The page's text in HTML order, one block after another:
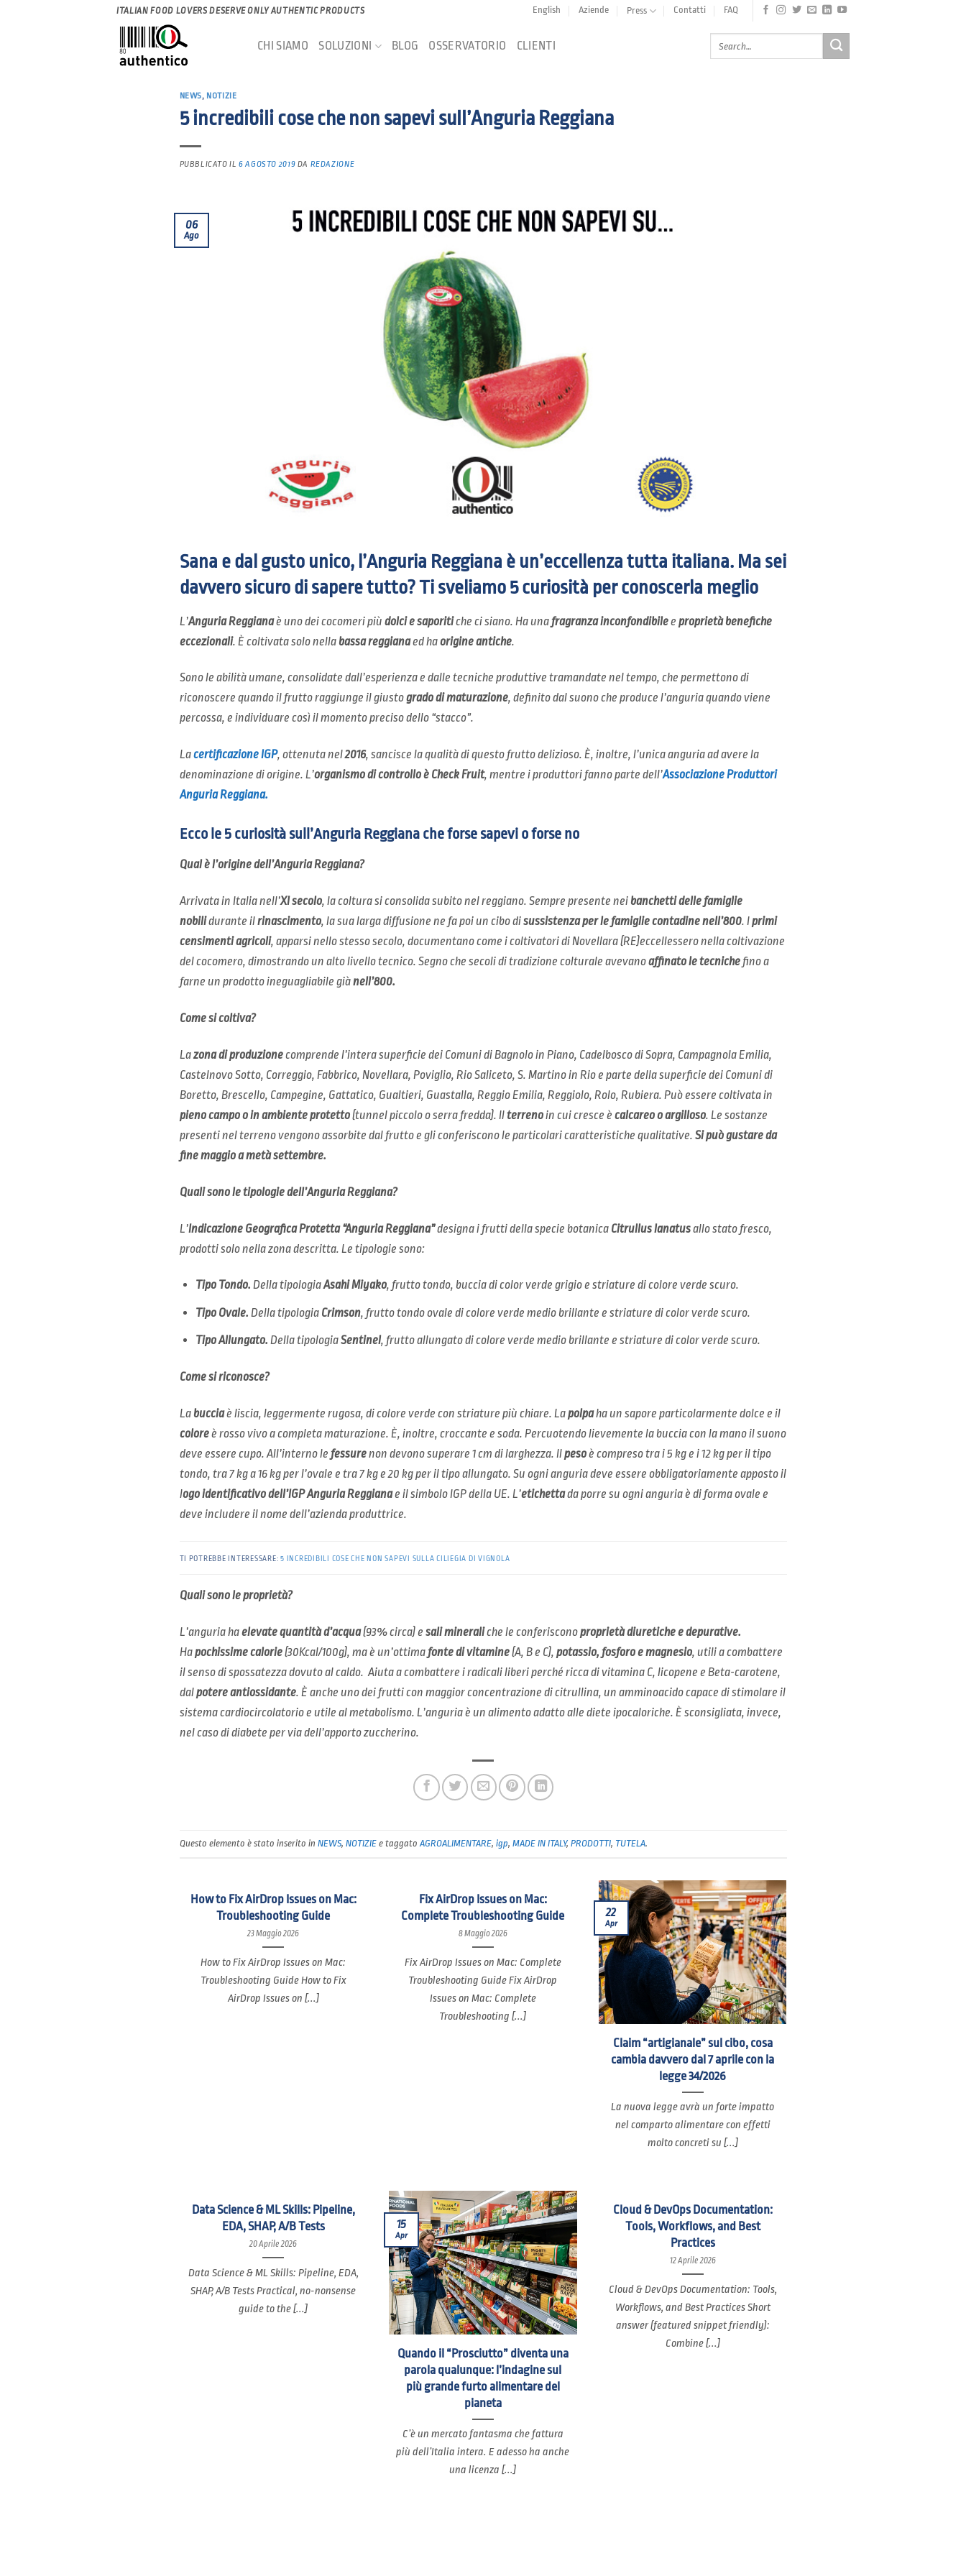
ITALIAN FOOD LOVERS DESERVE ONLY AUTHENTIC PRODUCTS English Aziende Press Contatti FAQ
CHI SIAMO SOLUZIONI BLOG OSSERVATORIO CLIENTI
NEWS, NOTIZIE
5 incredibili cose che non sapevi sull’Anguria Reggiana
PUBBLICATO IL6 AGOSTO 2019 DA REDAZIONE
06
Ago
Sana e dal gusto unico, l’Anguria Reggiana è un’eccellenza tutta italiana. Ma sei
davvero sicuro di sapere tutto? Ti sveliamo 5 curiosità per conoscerla meglio
L’Anguria Reggianaè uno dei cocomeri più dolci e saporitiche ci siano. Ha unafragranza inconfondibilee proprietà benefiche
eccezionali. È coltivata solo nellabassa reggianaed haorigine antiche.
Sono le abilità umane, consolidate dall’esperienza e dalle tecniche produttive tramandate nel tempo, che permettono di
riconoscere quando il frutto raggiunge il giustogrado di maturazione, definito dal suono che produce l’anguria quando viene
percossa, e individuare così il momento preciso dello “stacco”.
Lacertificazione IGP, ottenuta nel2016, sancisce la qualità di questo frutto delizioso. È, inoltre, l’unica anguria ad avere la
denominazione di origine. L’organismo di controllo è Check Fruit, mentre i produttori fanno parte dell’Associazione Produttori
Anguria Reggiana.
Ecco le 5 curiosità sull’Anguria Reggiana che forse sapevi o forse no
Qual è l’origine dell’Anguria Reggiana?
Arrivata in Italia nell’XI secolo, la coltura si consolida subito nel reggiano. Sempre presente neibanchetti delle famiglie
nobilidurante ilrinascimento, la sua larga diffusione ne fa poi un cibo disussistenza per lefamiglie contadine nell’800. Iprimi
censimenti agricoli, apparsi nello stesso secolo, documentano come i coltivatori di Novellara (RE)eccellessero nella coltivazione
del cocomero, dimostrando un alto livello tecnico. Segno che secoli di tradizione colturale avevanoaffinato le tecniche fino a
farne un prodotto ineguagliabile giànell’800.
Come si coltiva?
Lazona di produzionecomprende l’intera superficie dei Comuni di Bagnolo in Piano, Cadelbosco di Sopra, Campagnola Emilia,
Castelnovo Sotto, Correggio, Fabbrico, Novellara, Poviglio, Rio Saliceto, S. Martino in Rio e parte della superficie dei Comuni di
Boretto, Brescello, Campegine, Gattatico, Gualtieri, Guastalla, Reggio Emilia, Reggiolo, Rolo, Rubiera. Può essere coltivata in
pieno campo o in ambiente protetto(tunnel piccolo o serra fredda). Ilterrenoin cui cresce è calcareo o argilloso. Le sostanze
presenti nel terreno vengono assorbite dal frutto e gli conferiscono le particolari caratteristiche qualitative. Si può gustare da
fine maggio a metà settembre.
Quali sono le tipologie dell’Anguria Reggiana?
L’Indicazione Geografica Protetta “Anguria Reggiana”designa i frutti della specie botanica Citrullus lanatusallo stato fresco,
prodotti solo nella zona descritta. Le tipologie sono:
Tipo Tondo. Della tipologiaAsahi Miyako, frutto tondo, buccia di color verde grigio e striature di colore verde scuro.
Tipo Ovale. Della tipologia Crimson, frutto tondo ovale di colore verde medio brillante e striature di color verde scuro.
Tipo Allungato. Della tipologiaSentinel, frutto allungato di colore verde medio brillante e striature di color verde scuro.
Come si riconosce?
Labucciaè liscia, leggermente rugosa, di colore verde con striature più chiare. Lapolpaha un sapore particolarmente dolce e il
coloreè rosso vivo a completa maturazione. È, inoltre, croccante e soda. Percuotendo lievemente la buccia con la mano il suono
deve essere cupo. All’interno le fessurenon devono superare 1 cm di larghezza. Ilpesoè compreso tra i 5 kg e i 12 kg per il tipo
tondo, tra 7 kg a 16 kg per l’ovale e tra 7 kg e 20 kg per il tipo allungato. Su ogni anguria deve essere obbligatoriamente apposto il
logo identificativo dell’IGP Anguria Reggianae il simbolo IGP della UE. L’etichettada porre su ogni anguria è di forma ovale e
deve includere il nome dell’azienda produttrice.
TI POTREBBE INTERESSARE:5 INCREDIBILI COSE CHE NON SAPEVI SULLA CILIEGIA DI VIGNOLA
Quali sono le proprietà?
L’anguria haelevate quantità d’acqua(93% circa) e sali mineraliche le conferisconoproprietà diuretiche e depurative.
Hapochissime calorie(30Kcal/100g), ma è un’ottimafonte di vitamine(A, B e C), potassio, fosforo e magnesio, utili a combattere
il senso di spossatezza dovuto al caldo. Aiuta a combattere i radicali liberi perché ricca di vitamina C, licopene e Beta-carotene,
dalpotere antiossidante. È anche uno dei frutti con maggior concentrazione di citrullina, un amminoacido capace di stimolare il
sistema cardiocircolatorio e utile al metabolismo. L’anguria è un alimento adatto alle diete ipocaloriche. È sconsigliata, invece,
nel caso di diabete per via dell’apporto zuccherino.
Questo elemento è stato inserito in NEWS, NOTIZIEe taggato AGROALIMENTARE, igp, MADE IN ITALY, PRODOTTI, TUTELA.
How to Fix AirDrop Issues on Mac:
Troubleshooting Guide
23 Maggio 2026
How to Fix AirDrop Issues on Mac:
Troubleshooting Guide How to Fix
AirDrop Issues on [...]
Fix AirDrop Issues on Mac:
Complete Troubleshooting Guide
8 Maggio 2026
Fix AirDrop Issues on Mac: Complete
Troubleshooting Guide Fix AirDrop
Issues on Mac: Complete
Troubleshooting [...]
Claim “artigianale” sul cibo, cosa
cambia davvero dal 7 aprile con la
legge 34/2026
La nuova legge avrà un forte impatto
nel comparto alimentare con effetti
molto concreti su [...]
22
Apr
Data Science & ML Skills: Pipeline,
EDA, SHAP, A/B Tests
20 Aprile 2026
Data Science & ML Skills: Pipeline, EDA,
SHAP, A/B Tests Practical, no-nonsense
guide to the [...]
Quando il “Prosciutto” diventa una
parola qualunque: l’indagine sul
più grande furto alimentare del
pianeta
C’è un mercato fantasma che fattura
più dell’Italia intera. E adesso ha anche
una licenza [...]
15
Apr
Cloud & DevOps Documentation:
Tools, Workflows, and Best
Practices
12 Aprile 2026
Cloud & DevOps Documentation: Tools,
Workflows, and Best Practices Short
answer (featured snippet friendly):
Combine [...]